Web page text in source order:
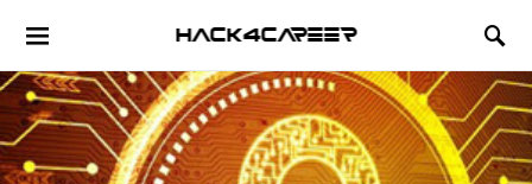
Hack4Career